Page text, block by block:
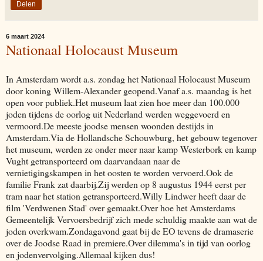
Delen
6 maart 2024
Nationaal Holocaust Museum
In Amsterdam wordt a.s. zondag het Nationaal Holocaust Museum
door koning Willem-Alexander geopend.Vanaf a.s. maandag is het
open voor publiek.Het museum laat zien hoe meer dan 100.000
joden tijdens de oorlog uit Nederland werden weggevoerd en
vermoord.De meeste joodse mensen woonden destijds in
Amsterdam.Via de Hollandsche Schouwburg, het gebouw tegenover
het museum, werden ze onder meer naar kamp Westerbork en kamp
Vught getransporteerd om daarvandaan naar de
vernietigingskampen in het oosten te worden vervoerd.Ook de
familie Frank zat daarbij.Zij werden op 8 augustus 1944 eerst per
tram naar het station getransporteerd.Willy Lindwer heeft daar de
film 'Verdwenen Stad' over gemaakt.Over hoe het Amsterdams
Gemeentelijk Vervoersbedrijf zich mede schuldig maakte aan wat de
joden overkwam.Zondagavond gaat bij de EO tevens de dramaserie
over de Joodse Raad in premiere.Over dilemma's in tijd van oorlog
en jodenvervolging.Allemaal kijken dus!